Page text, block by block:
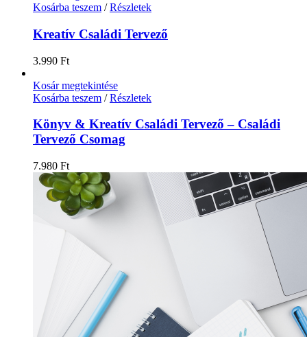
Kosárba teszem / Részletek
Kreatív Családi Tervező
3.990 Ft
Kosár megtekintése
Kosárba teszem / Részletek
Könyv & Kreatív Családi Tervező – Családi
Tervező Csomag
7.980 Ft